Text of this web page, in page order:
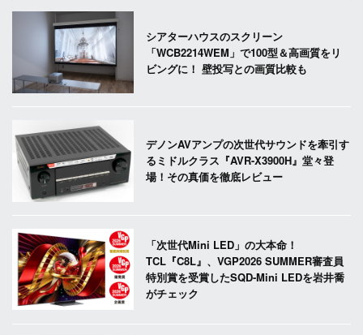
シアターハウスのスクリーン
「WCB2214WEM」で100型＆高画質をリ
ビングに！ 壁投写との画質比較も
デノンAVアンプの次世代サウンドを牽引す
るミドルクラス『AVR-X3900H』堂々登
場！その真価を徹底レビュー
「次世代Mini LED」の大本命！
TCL『C8L』、VGP2026 SUMMER審査員
特別賞を受賞したSQD-Mini LEDを岩井喬
がチェック